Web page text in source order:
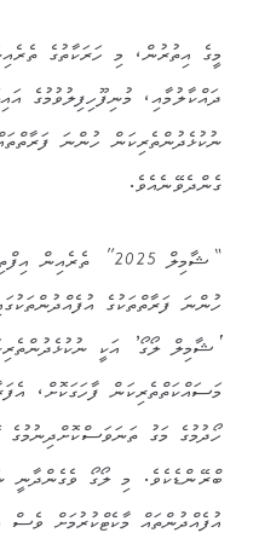
މީގެ އިތުރުން، މި ހަރަކާތުގެ
ދައްކާލުމާއި، މުނިފޫހިފިލުވުމުގެ
ނުކުޅެދުންތެރިކަން ހުންނަ
ގެންދެވޭނެއެވެ.
“ޝާމިލް 2025”
ހުންނަ ފަރާތްތަކުގެ
‘ޝާމިލް ލޯގޯ’ އަކީ
މަސައްކަތްތެރިކަން ފާހަގަކޮށް،
ހޯދުމުގެ މަގު
ބްރޭންޑެކެވެ. މި ލޯގޯ ވެގެންދާނީ
އުފެއްދުންތައް މާކެޓްކުރުމަށް